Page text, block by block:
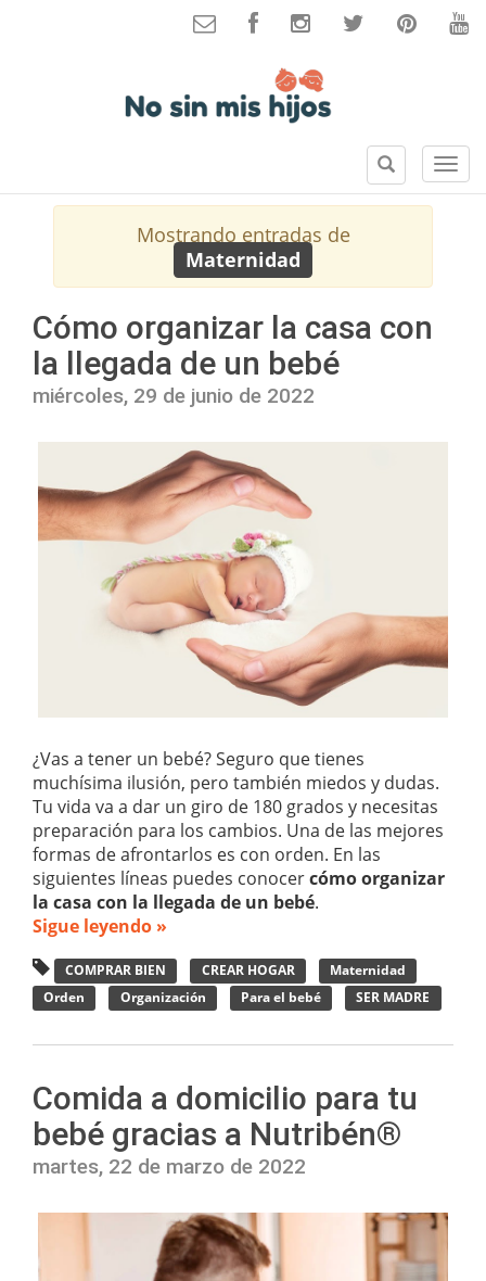
S
e
B
u
s
r
Mostrando entradas de
Maternidad
Cómo organizar la casa con
la llegada de un bebé
miércoles, 29 de junio de 2022
¿Vas a tener un bebé? Seguro que tienes
muchísima ilusión, pero también miedos y dudas.
Tu vida va a dar un giro de 180 grados y necesitas
preparación para los cambios. Una de las mejores
formas de afrontarlos es con orden. En las
siguientes líneas puedes conocercómo organizar
la casa con la llegada de un bebé.
Sigue leyendo »
COMPRAR BIEN CREAR HOGAR
Maternidad
Orden
Organización Para el bebé SER MADRE
Comida a domicilio para tu
bebé gracias a Nutribén®
martes, 22 de marzo de 2022